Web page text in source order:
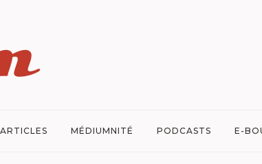
MÉDIUMNITÉ PODCASTS E-